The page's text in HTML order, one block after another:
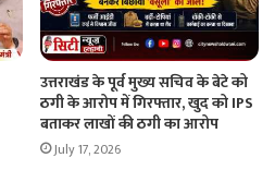
उत्तराखंड के पूर्व मुख्य सचिव के बेटे को
ठगी के आरोप में गिरफ्तार, खुद को IPS
बताकर लाखों की ठगी का आरोप
July 17, 2026